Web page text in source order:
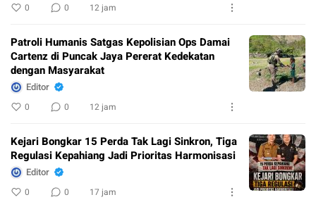
0 0 12 jam
Patroli Humanis Satgas Kepolisian Ops Damai
Cartenz di Puncak Jaya Pererat Kedekatan
dengan Masyarakat
Editor
0 0 12 jam
Kejari Bongkar 15 Perda Tak Lagi Sinkron, Tiga
Regulasi Kepahiang Jadi Prioritas Harmonisasi
Editor
0 0 17 jam